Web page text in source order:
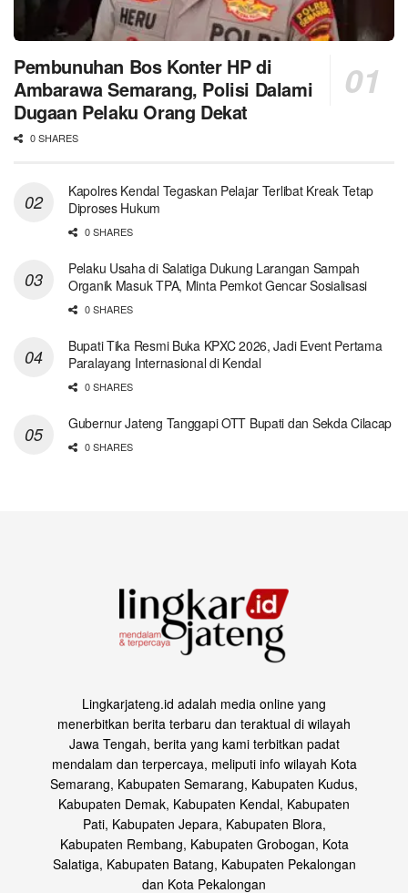
Pembunuhan Bos Konter HP di
Ambarawa Semarang, Polisi Dalami
Dugaan Pelaku Orang Dekat
0 SHARES
Kapolres Kendal Tegaskan Pelajar Terlibat Kreak Tetap
Diproses Hukum
0 SHARES
Pelaku Usaha di Salatiga Dukung Larangan Sampah
Organik Masuk TPA, Minta Pemkot Gencar Sosialisasi
0 SHARES
Bupati Tika Resmi Buka KPXC 2026, Jadi Event Pertama
Paralayang Internasional di Kendal
0 SHARES
Gubernur Jateng Tanggapi OTT Bupati dan Sekda Cilacap
0 SHARES
Lingkarjateng.id adalah media online yang
menerbitkan berita terbaru dan teraktual di wilayah
Jawa Tengah, berita yang kami terbitkan padat
mendalam dan terpercaya, meliputi info wilayah Kota
Semarang, Kabupaten Semarang, Kabupaten Kudus,
Kabupaten Demak, Kabupaten Kendal, Kabupaten
Pati, Kabupaten Jepara, Kabupaten Blora,
Kabupaten Rembang, Kabupaten Grobogan, Kota
Salatiga, Kabupaten Batang, Kabupaten Pekalongan
dan Kota Pekalongan